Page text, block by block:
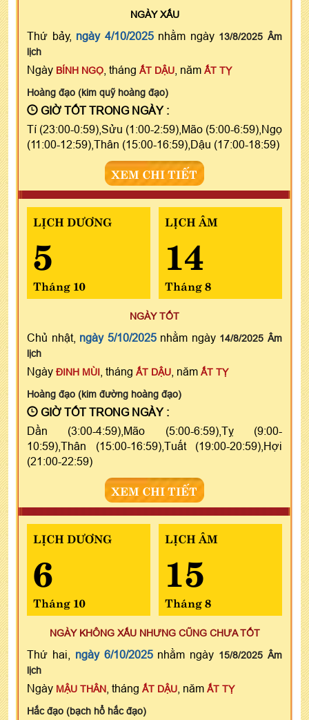
NGÀYXẤU
Thứ bảy, ngày 4/10/2025nhằm ngày 13/8/2025 Âm
lịch
Ngày BÍNH NGỌ , tháng ẤT DẬU , năm ẤT TỴ
Hoàng đạo (kim quỹ hoàng đạo)
GIỜ TỐT TRONG NGÀY :
Tí (23:00-0:59),Sửu (1:00-2:59),Mão (5:00-6:59),Ngọ
(11:00-12:59),Thân (15:00-16:59),Dậu (17:00-18:59)
XEM CHI TIẾT
LỊCH DƯƠNG
5
Tháng 10
LỊCH ÂM
14
Tháng 8
NGÀY TỐT
Chủ nhật, ngày 5/10/2025nhằm ngày 14/8/2025 Âm
lịch
Ngày ĐINH MÙI , tháng ẤT DẬU , năm ẤT TỴ
Hoàng đạo (kim đường hoàng đạo)
GIỜ TỐT TRONG NGÀY :
Dần (3:00-4:59),Mão (5:00-6:59),Tỵ (9:00-
10:59),Thân (15:00-16:59),Tuất (19:00-20:59),Hợi
(21:00-22:59)
XEM CHI TIẾT
LỊCH DƯƠNG
6
Tháng 10
LỊCH ÂM
15
Tháng 8
NGÀY KHÔNG XẤU NHƯNG CŨNG CHƯA TỐT
Thứ hai, ngày 6/10/2025nhằm ngày 15/8/2025 Âm
lịch
Ngày MẬU THÂN , tháng ẤT DẬU , năm ẤT TỴ
Hắc đạo (bạch hổ hắc đạo)